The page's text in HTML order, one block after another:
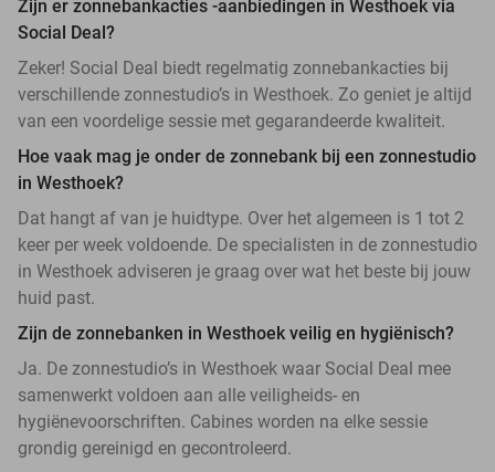
Zijn er zonnebankacties -aanbiedingen in Westhoek via
Social Deal?
Zeker! Social Deal biedt regelmatig zonnebankacties bij
verschillende zonnestudio’s in Westhoek. Zo geniet je altijd
van een voordelige sessie met gegarandeerde kwaliteit.
Hoe vaak mag je onder de zonnebank bij een zonnestudio
in Westhoek?
Dat hangt af van je huidtype. Over het algemeen is 1 tot 2
keer per week voldoende. De specialisten in de zonnestudio
in Westhoek adviseren je graag over wat het beste bij jouw
huid past.
Zijn de zonnebanken in Westhoek veilig en hygiënisch?
Ja. De zonnestudio’s in Westhoek waar Social Deal mee
samenwerkt voldoen aan alle veiligheids- en
hygiënevoorschriften. Cabines worden na elke sessie
grondig gereinigd en gecontroleerd.